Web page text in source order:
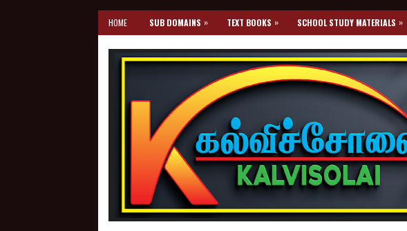
HOME SUB DOMAINS » TEXT BOOKS » SCHOOL STUDY MATERIALS »